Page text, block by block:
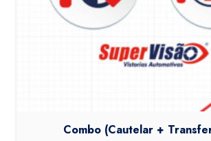
Combo (Cautelar +